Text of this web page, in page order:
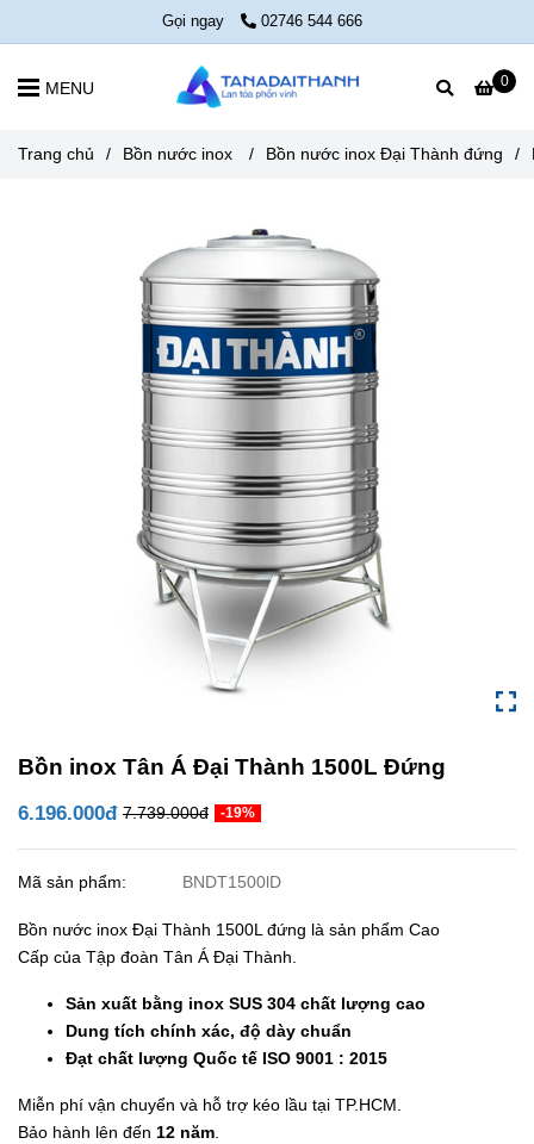
Gọi ngay 02746 544 666
0
MENU
Trang chủ / Bồn nước inox / Bồn nước inox Đại Thành đứng /
Bồn inox Tân Á Đại Thành 1500L Đứng
6.196.000đ 7.739.000đ -19%
Mã sản phẩm: BNDT1500lD
Bồn nước inox Đại Thành 1500L đứng là sản phẩm Cao
Cấp của Tập đoàn Tân Á Đại Thành.
Sản xuất bằng inox SUS 304 chất lượng cao
Dung tích chính xác, độ dày chuẩn
Đạt chất lượng Quốc tế ISO 9001 : 2015
Miễn phí vận chuyển và hỗ trợ kéo lầu tại TP.HCM.
Bảo hành lên đến 12 năm